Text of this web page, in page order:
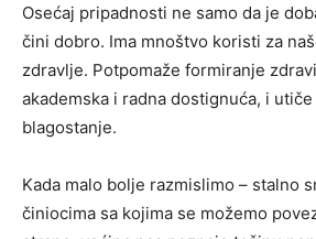
Osećaj pripadnosti ne samo da je
čini dobro. Ima mnoštvo koristi za
zdravlje. Potpomaže formiranje
akademska i radna dostignuća, i
blagostanje.
Kada malo bolje razmislimo – stalno
činiocima sa kojima se možemo